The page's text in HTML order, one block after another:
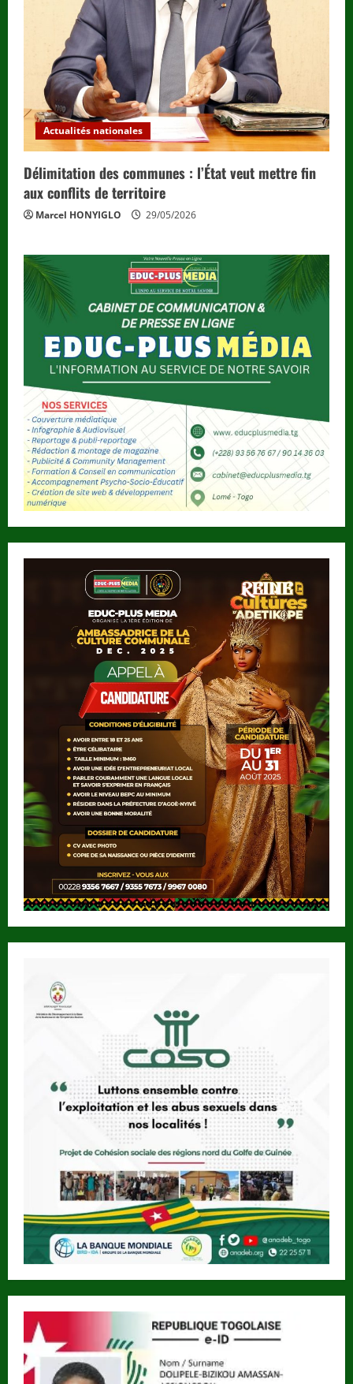
Actualités nationales
Délimitation des communes : l’État veut mettre fin
aux conflits de territoire
Marcel HONYIGLO 29/05/2026